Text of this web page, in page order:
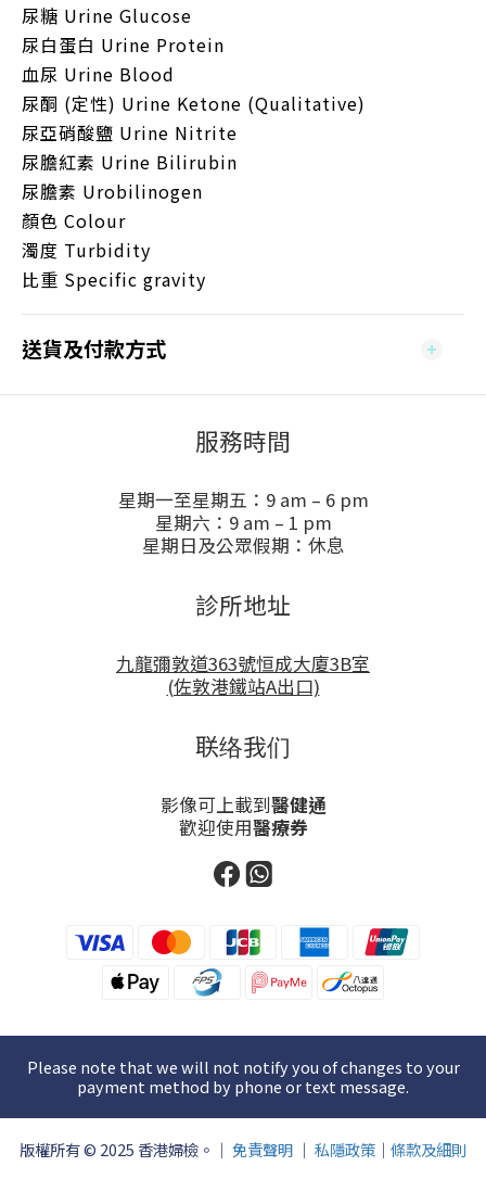
尿糖 Urine Glucose
尿白蛋白 Urine Protein
血尿 Urine Blood
尿酮 (定性) Urine Ketone (Qualitative)
尿亞硝酸鹽 Urine Nitrite
尿膽紅素 Urine Bilirubin
尿膽素 Urobilinogen
顏色 Colour
濁度 Turbidity
比重 Specific gravity
送貨及付款方式
服務時間
星期一至星期五：9 am – 6 pm
星期六：9 am – 1 pm
星期日及公眾假期：休息
診所地址
九龍彌敦道363號恒成大廈3B室
(佐敦港鐵站A出口)
联络我们
影像可上載到醫健通
歡迎使用醫療券
Please note that we will not notify you of changes to your
payment method by phone or text message.
版權所有 © 2025 香港婦檢。｜ 免責聲明 ｜ 私隱政策 ｜ 條款及細則